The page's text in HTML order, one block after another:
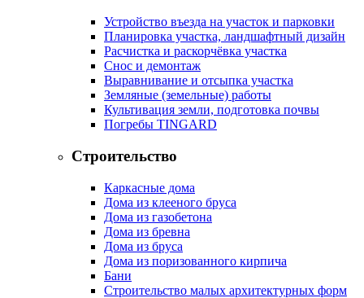
Устройство въезда на участок и парковки
Планировка участка, ландшафтный дизайн
Расчистка и раскорчёвка участка
Снос и демонтаж
Выравнивание и отсыпка участка
Земляные (земельные) работы
Культивация земли, подготовка почвы
Погребы TINGARD
Строительство
Каркасные дома
Дома из клееного бруса
Дома из газобетона
Дома из бревна
Дома из бруса
Дома из поризованного кирпича
Бани
Строительство малых архитектурных форм